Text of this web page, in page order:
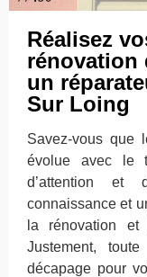
Réalisez
rénovation
un
Sur Loing
Savez-vous que
évolue avec le
d’attention et
connaissance et
la rénovation
Justement,
décapage pour